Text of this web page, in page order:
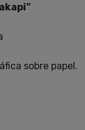
sobre papel.